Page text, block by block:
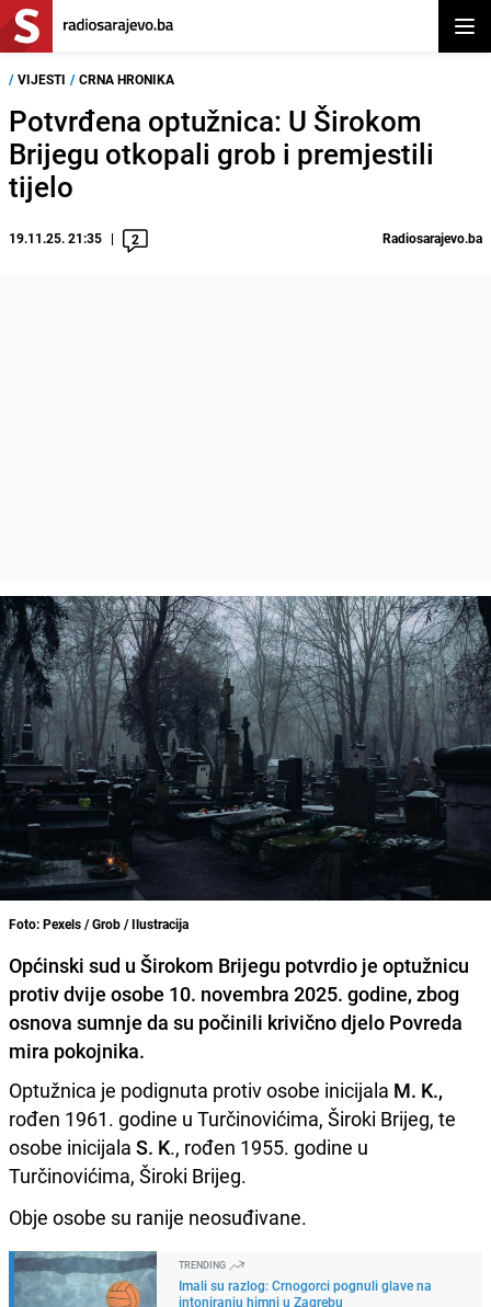
/ VIJESTI / CRNA HRONIKA
Potvrđena optužnica: U Širokom
Brijegu otkopali grob i premjestili
tijelo
19.11.25. 21:35 2 Radiosarajevo.ba
Foto: Pexels / Grob / Ilustracija
Općinski sud u Širokom Brijegu potvrdio je optužnicu
protiv dvije osobe 10. novembra 2025. godine, zbog
osnova sumnje da su počinili krivično djelo Povreda
mira pokojnika.
Optužnica je podignuta protiv osobe inicijala M. K.,
rođen 1961. godine u Turčinovićima, Široki Brijeg, te
osobe inicijala S. K., rođen 1955. godine u
Turčinovićima, Široki Brijeg.
Obje osobe su ranije neosuđivane.
TRENDING
Imali su razlog: Crnogorci pognuli glave na
intoniranju himni u Zagrebu